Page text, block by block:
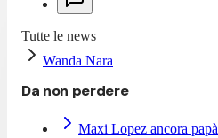
Tutte le news
Wanda Nara
Da non perdere
Maxi Lopez ancora papà